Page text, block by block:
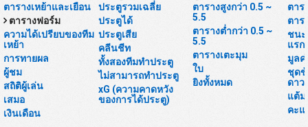
ตารางเหย้าและเยือน
ตารางฟอร์ม
ความได้เปรียบของทีม
เหย้า
การทายผล
ผู้ชม
สถิติผู้เล่น
เสมอ
เงินเดือน
ประตูรวมเฉลี่ย
ประตูได้
ประตูเสีย
คลีนชีท
ทั้งสองทีมทำประตู
ไม่สามารถทำประตู
xG (ความคาดหวัง
ของการได้ประตู)
ตารางสูงกว่า 0.5 ~
5.5
ตารางต่ำกว่า 0.5 ~
5.5
ตารางเตะมุม
ใบ
ยิงทั้งหมด
ตาร
ตาร
ชนะ
แรก
มูลค่
ชุดข้
ดาว
แต้ม
คะ